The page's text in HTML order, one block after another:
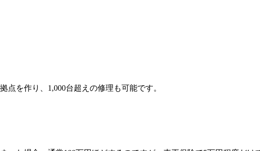
を作り、1,000台超えの修理も可能です。